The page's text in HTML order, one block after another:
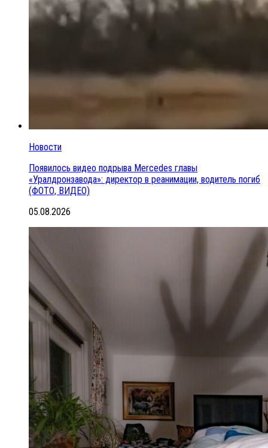
Новости
Появилось видео подрыва Mercedes главы
«Уралдронзавода»: директор в реанимации, водитель погиб
(ФОТО, ВИДЕО)
05.08.2026